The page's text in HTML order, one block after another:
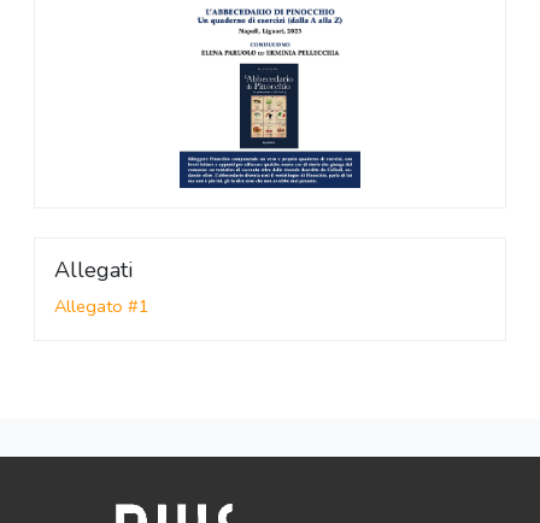
Allegati
Allegato #1